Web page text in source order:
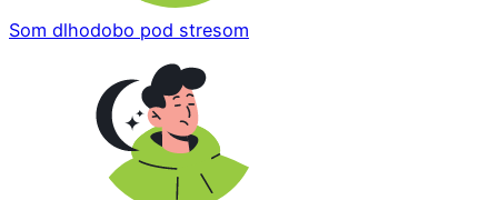
Som dlhodobo pod stresom